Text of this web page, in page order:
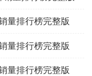
量排行榜完整版
量排行榜完整版
量排行榜完整版